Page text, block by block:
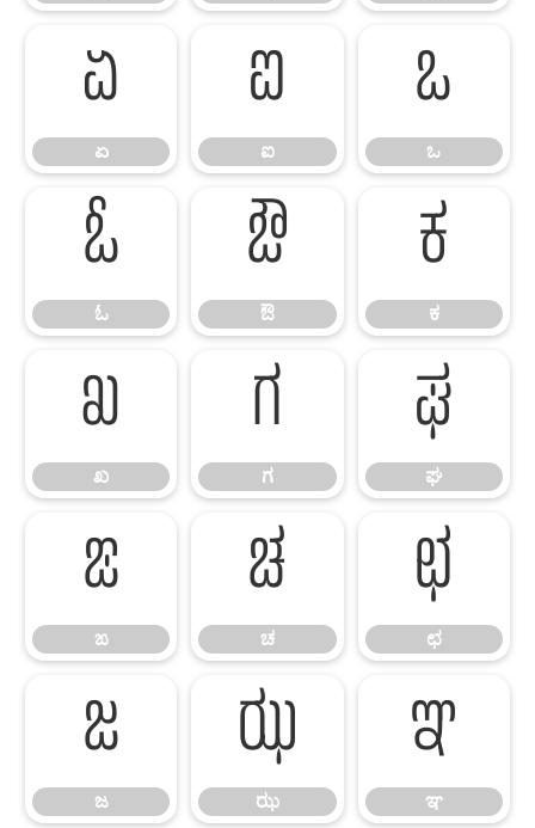
ಏ
ಏ ಐ
ಐ ಒ
ಒ
ಓ
ಓ ಔ
ಔ ಕ
ಕ
ಖ
ಖ ಗ
ಗ ಘ
ಘ
ಙ
ಙ ಚ
ಚ ಛ
ಛ
ಜ
ಜ ಝ
ಝ ಞ
ಞ